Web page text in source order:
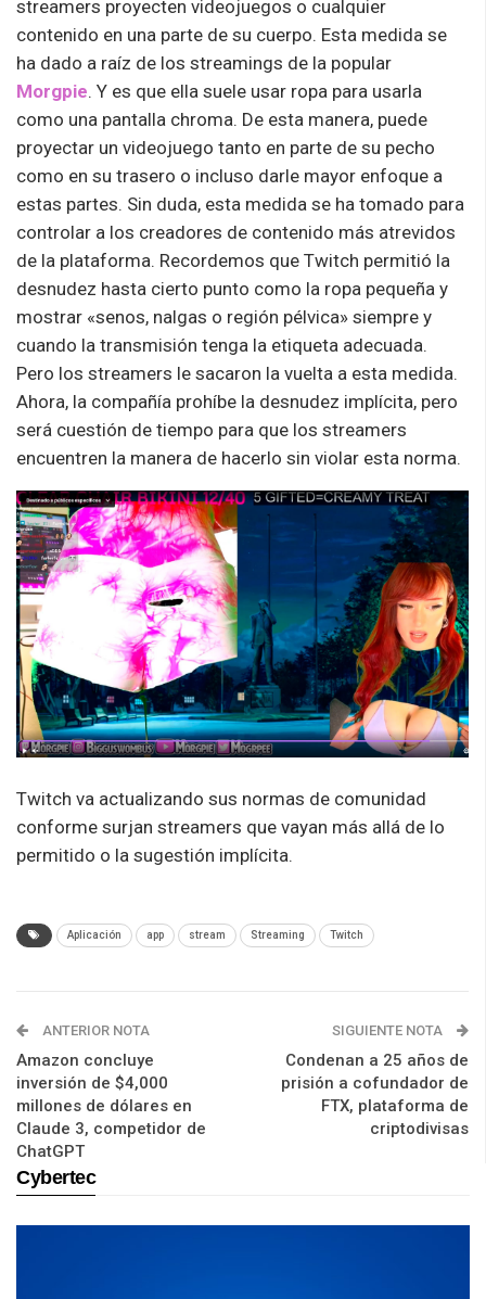
streamers proyecten videojuegos o cualquier
contenido en una parte de su cuerpo. Esta medida se
ha dado a raíz de los streamings de la popular
Morgpie. Y es que ella suele usar ropa para usarla
como una pantalla chroma. De esta manera, puede
proyectar un videojuego tanto en parte de su pecho
como en su trasero o incluso darle mayor enfoque a
estas partes. Sin duda, esta medida se ha tomado para
controlar a los creadores de contenido más atrevidos
de la plataforma. Recordemos que Twitch permitió la
desnudez hasta cierto punto como la ropa pequeña y
mostrar «senos, nalgas o región pélvica» siempre y
cuando la transmisión tenga la etiqueta adecuada.
Pero los streamers le sacaron la vuelta a esta medida.
Ahora, la compañía prohíbe la desnudez implícita, pero
será cuestión de tiempo para que los streamers
encuentren la manera de hacerlo sin violar esta norma.
Twitch va actualizando sus normas de comunidad
conforme surjan streamers que vayan más allá de lo
permitido o la sugestión implícita.
Aplicación app stream Streaming Twitch
ANTERIOR NOTA
Amazon concluye
inversión de $4,000
millones de dólares en
Claude 3, competidor de
ChatGPT
SIGUIENTE NOTA
Condenan a 25 años de
prisión a cofundador de
FTX, plataforma de
criptodivisas
Cybertec